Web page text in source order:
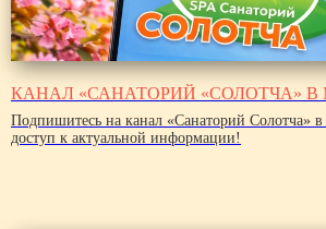
КАНАЛ «САНАТОРИЙ «СОЛОТЧА» В
Подпишитесь на канал «Санаторий Солотча»
доступ к актуальной информации!